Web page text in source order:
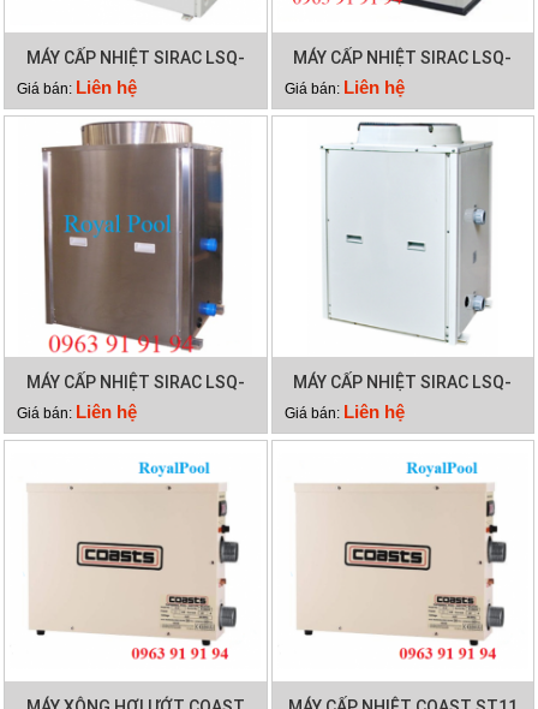
MÁY CẤP NHIỆT SIRAC LSQ-
15RP
Giá bán: Liên hệ
MÁY CẤP NHIỆT SIRAC LSQ-
10RP
Giá bán: Liên hệ
MÁY CẤP NHIỆT SIRAC LSQ-
03RP
Giá bán: Liên hệ
MÁY CẤP NHIỆT SIRAC LSQ-
05RP
Giá bán: Liên hệ